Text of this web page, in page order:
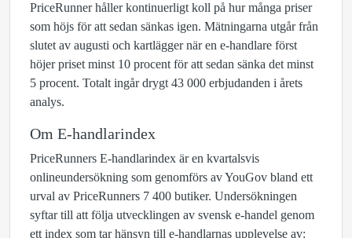
PriceRunner håller kontinuerligt koll på hur många priser
som höjs för att sedan sänkas igen. Mätningarna utgår från
slutet av augusti och kartlägger när en e-handlare först
höjer priset minst 10 procent för att sedan sänka det minst
5 procent. Totalt ingår drygt 43 000 erbjudanden i årets
analys.
Om E-handlarindex
PriceRunners E-handlarindex är en kvartalsvis
onlineundersökning som genomförs av YouGov bland ett
urval av PriceRunners 7 400 butiker. Undersökningen
syftar till att följa utvecklingen av svensk e-handel genom
ett index som tar hänsyn till e-handlarnas upplevelse av: